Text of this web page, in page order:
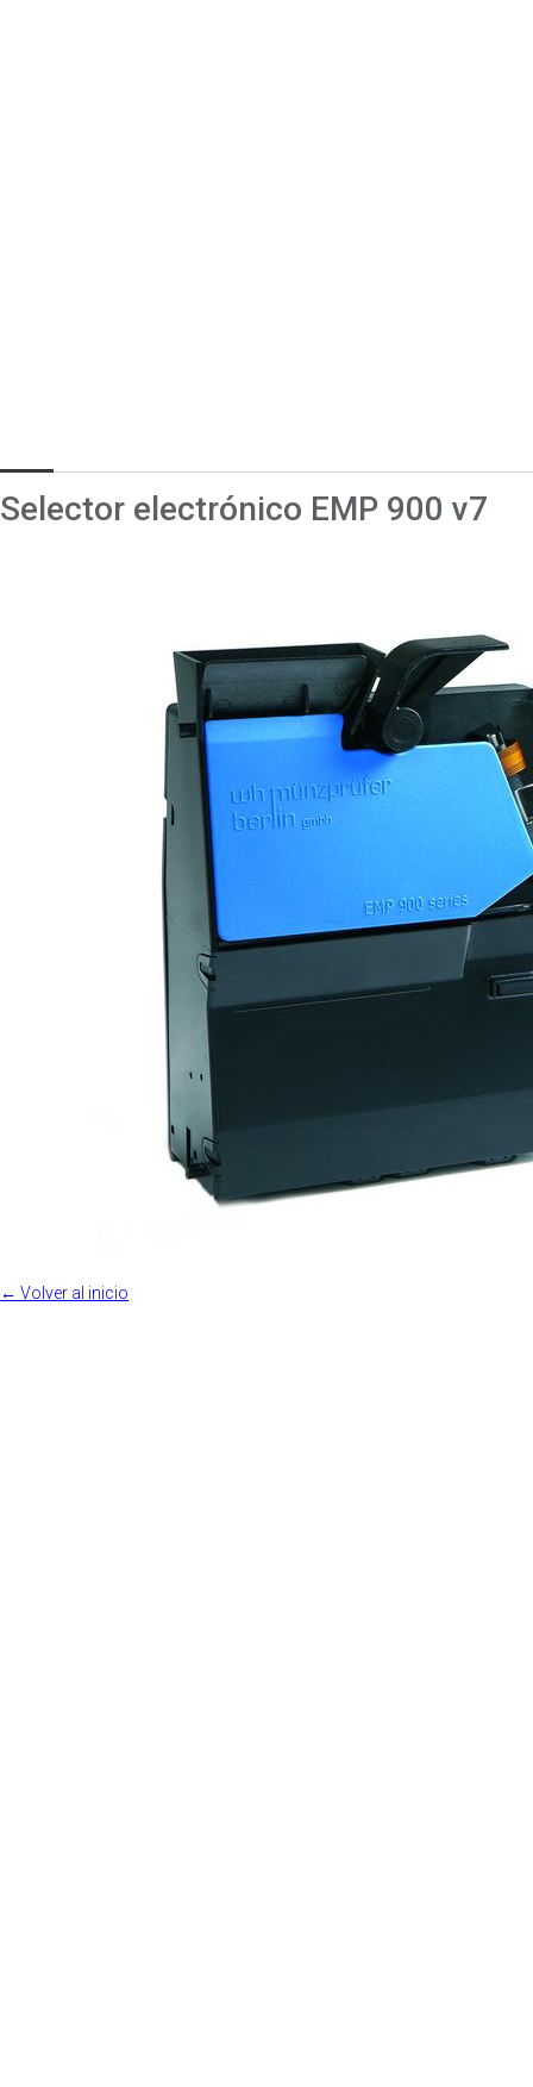
Selector electrónico EMP 900 v7
← Volver al inicio